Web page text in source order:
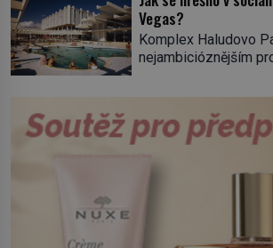
tisícovka Červených
boje slavný italský
Giuseppe Garibaldi.
skálopevné
hledáčku úřadů i […]
Vegas?
Komplex Haludovo
nejambicióznějším
díky penězům
erotického časopisu,
jeho „palác hříchů“
mostem mezi
Jugoslávie diktátora